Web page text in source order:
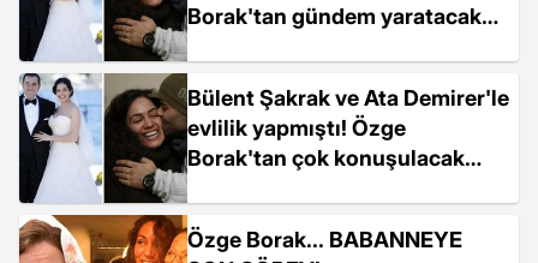
Borak'tan gündem yaratacak
Bülent Şakrak ve Ata Demirer'le
evlilik yapmıştı! Özge
Borak'tan çok konuşulacak
Özge Borak... BABANNEYE